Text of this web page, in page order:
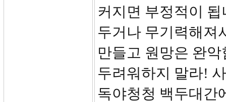
커지면 부정적이
두거나 무기력해져
만들고 원망은 완
두려워하지 말라!
독야청청 백두대간